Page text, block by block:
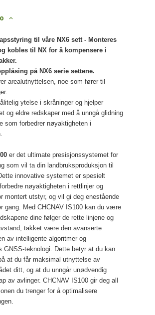
til våre NX6 sett - Monteres
kobles til NX for å kompensere i
på NX6 serie settene.
arealutnyttelsen, noe som fører til
ytelse i skråninger og hjelper
og eldre redskaper med å unngå glidning
som forbedrer nøyaktigheten i
er det ultimate presisjonssystemet for
som vil ta din landbruksproduksjon til
innovative systemet er spesielt
nøyaktigheten i rettlinjer og
montert utstyr, og vil gi deg enestående
gang. Med CHCNAV IS100 kan du være
dine følger de rette linjene og
takket være den avanserte
av intelligente algoritmer og
GNSS-teknologi. Dette betyr at du kan
at du får maksimal utnyttelse av
ditt, og at du unngår unødvendig
av avlinger. CHCNAV IS100 gir deg all
du trenger for å optimalisere